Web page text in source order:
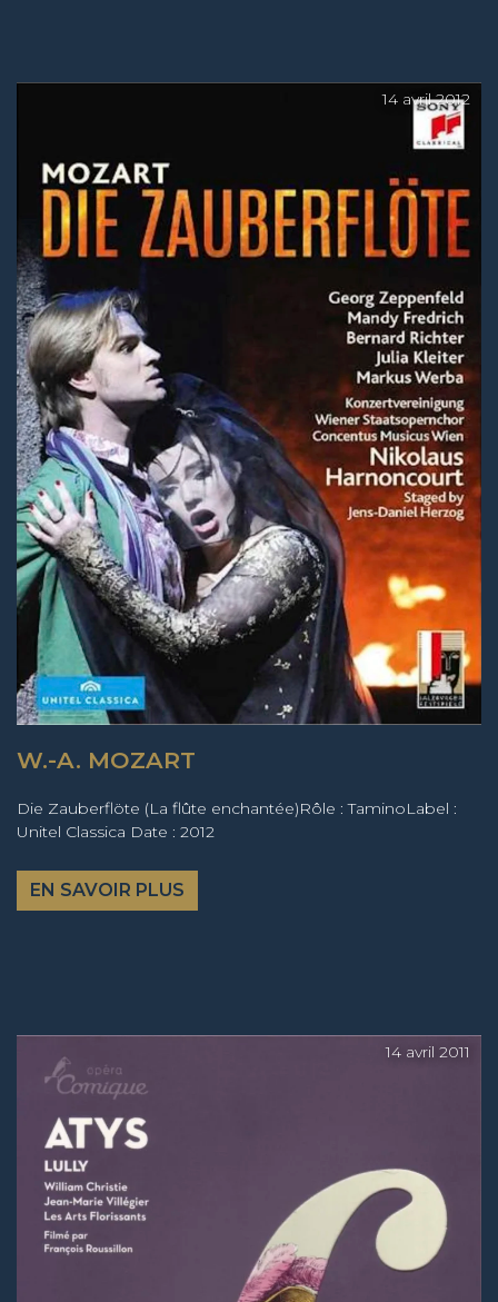
14 avril 2012
W.-A. MOZART
Die Zauberflöte (La flûte enchantée)Rôle : TaminoLabel :
Unitel Classica Date : 2012
EN SAVOIR PLUS
14 avril 2011